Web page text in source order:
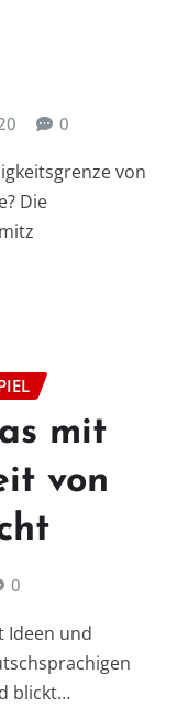
0
von
Die
mit
von
0
Ideen und
blickt…